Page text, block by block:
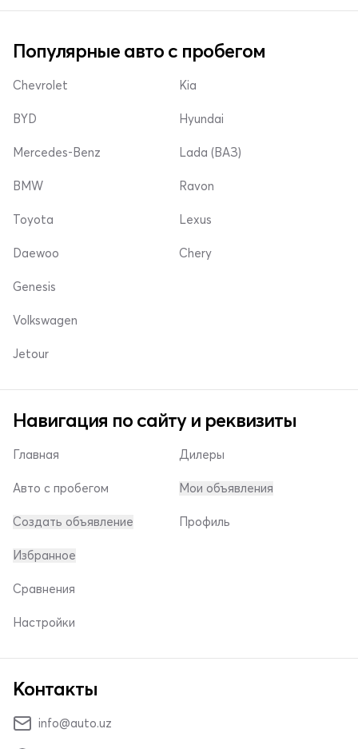
Популярные авто с пробегом
Chevrolet
BYD
Mercedes-Benz
Kia
Hyundai
Lada (ВАЗ)
BMW
Toyota
Daewoo
Ravon
Lexus
Chery
Genesis
Volkswagen
Jetour
Навигация по сайту и реквизиты
Главная
Авто с пробегом
Создать объявление
Дилеры
Мои объявления
Профиль
Избранное
Сравнения
Настройки
Контакты
info@auto.uz